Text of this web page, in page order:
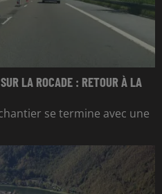
LA ROCADE : RETOUR À LA
se termine avec une